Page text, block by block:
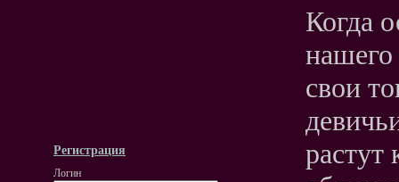
Регистрация
Логин
Когда
нашего
свои
растут